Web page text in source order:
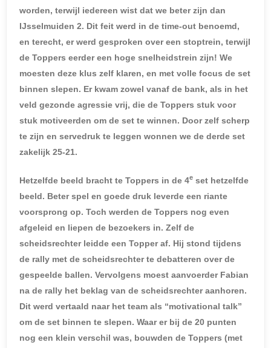
worden, terwijl iedereen wist dat we beter zijn dan
IJsselmuiden 2. Dit feit werd in de time-out benoemd,
en terecht, er werd gesproken over een stoptrein, terwijl
de Toppers eerder een hoge snelheidstrein zijn! We
moesten deze klus zelf klaren, en met volle focus de set
binnen slepen. Er kwam zowel vanaf de bank, als in het
veld gezonde agressie vrij, die de Toppers stuk voor
stuk motiveerden om de set te winnen. Door zelf scherp
te zijn en servedruk te leggen wonnen we de derde set
zakelijk 25-21.
Hetzelfde beeld bracht te Toppers in de 4e set hetzelfde
beeld. Beter spel en goede druk leverde een riante
voorsprong op. Toch werden de Toppers nog even
afgeleid en liepen de bezoekers in. Zelf de
scheidsrechter leidde een Topper af. Hij stond tijdens
de rally met de scheidsrechter te debatteren over de
gespeelde ballen. Vervolgens moest aanvoerder Fabian
na de rally het beklag van de scheidsrechter aanhoren.
Dit werd vertaald naar het team als “motivational talk”
om de set binnen te slepen. Waar er bij de 20 punten
nog een klein verschil was, bouwden de Toppers (met